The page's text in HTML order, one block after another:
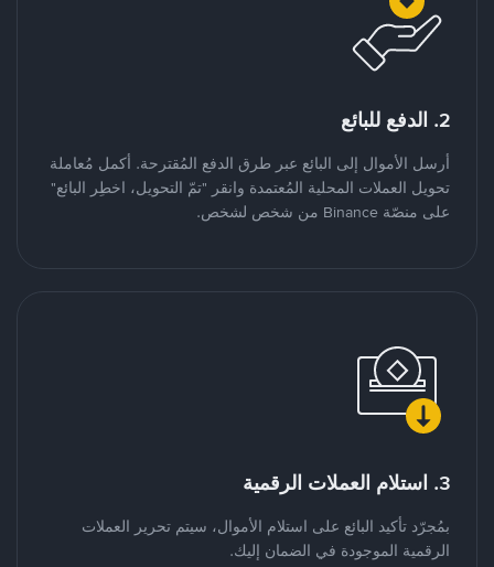
2. الدفع للبائع
أرسل الأموال إلى البائع عبر طرق الدفع المُقترحة. أكمل مُعاملة
تحويل العملات المحلية المُعتمدة وانقر "تمّ التحويل، اخطِر البائع"
على منصّة Binance من شخص لشخص.
3. استلام العملات الرقمية
بمُجرّد تأكيد البائع على استلام الأموال، سيتم تحرير العملات
الرقمية الموجودة في الضمان إليك.